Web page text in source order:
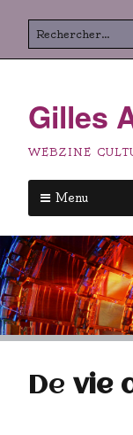
au
contenu
Rechercher
Gilles
WEBZINE
Menu
au
contenu
principal
De vie